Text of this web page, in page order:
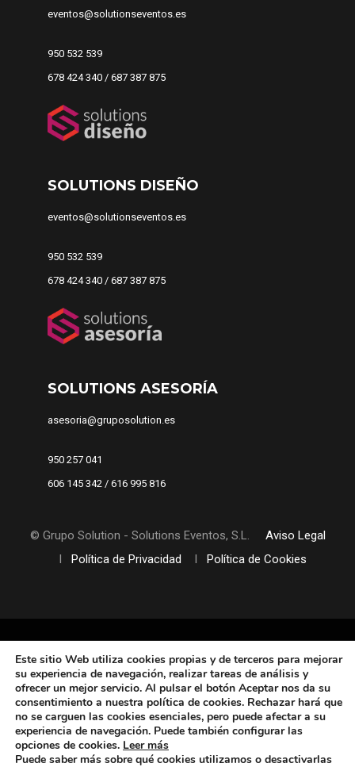
eventos@solutionseventos.es
950 532 539
678 424 340 / 687 387 875
SOLUTIONS DISEÑO
eventos@solutionseventos.es
950 532 539
678 424 340 / 687 387 875
SOLUTIONS ASESORÍA
asesoria@gruposolution.es
950 257 041
606 145 342 / 616 995 816
© Grupo Solution - Solutions Eventos, S.L.
Aviso Legal
I
Política de Privacidad I Política de Cookies
Este sitio Web utiliza cookies propias y de terceros para mejorar
su experiencia de navegación, realizar tareas de análisis y
ofrecer un mejor servicio. Al pulsar el botón Aceptar nos da su
consentimiento a nuestra política de cookies. Rechazar hará que
no se carguen las cookies esenciales, pero puede afectar a su
experiencia de navegación. Puede también configurar las
opciones de cookies. Leer más
Puede saber más sobre qué cookies utilizamos o desactivarlas